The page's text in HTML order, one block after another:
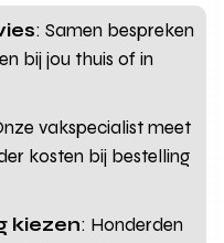
: Samen bespreken
bij jou thuis of in
vakspecialist meet
kosten bij bestelling
kiezen: Honderden